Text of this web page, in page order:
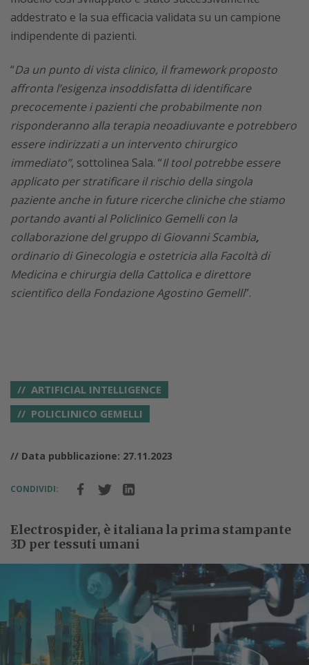
addestrato e la sua efficacia validata su un campione
indipendente di pazienti.
“Da un punto di vista clinico, il framework proposto
affronta l’esigenza insoddisfatta di identificare
precocemente i pazienti che probabilmente non
risponderanno alla terapia neoadiuvante e potrebbero
essere indirizzati a un intervento chirurgico
immediato”, sottolinea Sala. “Il tool potrebbe essere
applicato per stratificare il rischio della singola
paziente anche in future ricerche cliniche che stiamo
portando avanti al Policlinico Gemelli con la
collaborazione del gruppo di Giovanni Scambia,
ordinario di Ginecologia e ostetricia alla Facoltà di
Medicina e chirurgia della Cattolica e direttore
scientifico della Fondazione Agostino Gemelli”.
ARTIFICIAL INTELLIGENCE
POLICLINICO GEMELLI
// Data pubblicazione: 27.11.2023
CONDIVIDI:
Electrospider, è italiana la prima stampante
3D per tessuti umani